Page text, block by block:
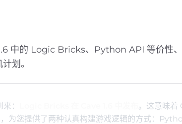
中的 Logic Bricks、Python API 等价性
划。
：
。这意味着
为您提供了两种认真构建游戏逻辑的方式：